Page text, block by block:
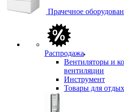
Прачечное
Распродажа
Вентиляторы и
вентиляции
Инструмент
Товары для